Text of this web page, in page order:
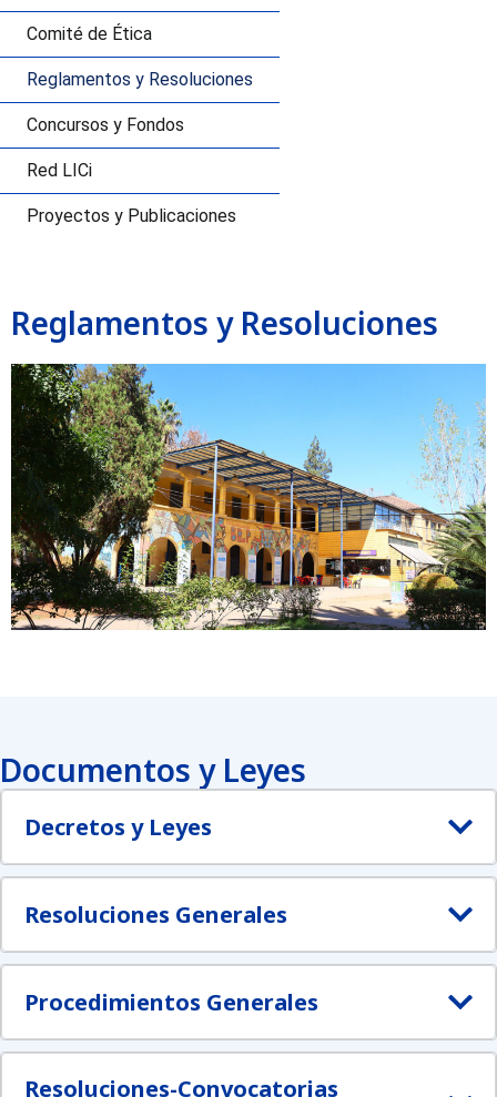
Comité de Ética
Reglamentos y Resoluciones
Concursos y Fondos
Red LICi
Proyectos y Publicaciones
Reglamentos y Resoluciones
Documentos y Leyes
Decretos y Leyes
Resoluciones Generales
Procedimientos Generales
Resoluciones-Convocatorias